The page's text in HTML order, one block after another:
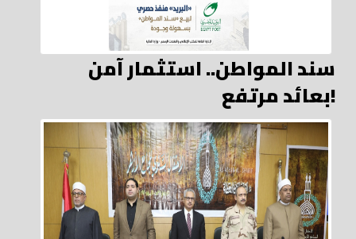
سند المواطن.. استثمار آمن
بعائد مرتفع!